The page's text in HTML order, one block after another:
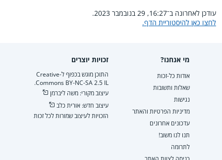
עודכן לאחרונה ב־16:27, 29 בנובמבר 2023.
לחצו כאן להיסטוריית הדף.
מי אנחנו?
אודות כל-זכות
שאלות ותשובות
נגישות
מדיניות הפרטיות והאתר
עדכונים אחרונים
תנו לנו משוב!
לתרומה
זכויות יוצרים
התוכן מוגש בכפוף ל-Creative
Commons BY-NC-SA 2.5 IL.
עיצוב מקורי: משה ליברמן
עיצוב חדש: אורית כלב
הזכויות לעיצוב שמורות לכל זכות